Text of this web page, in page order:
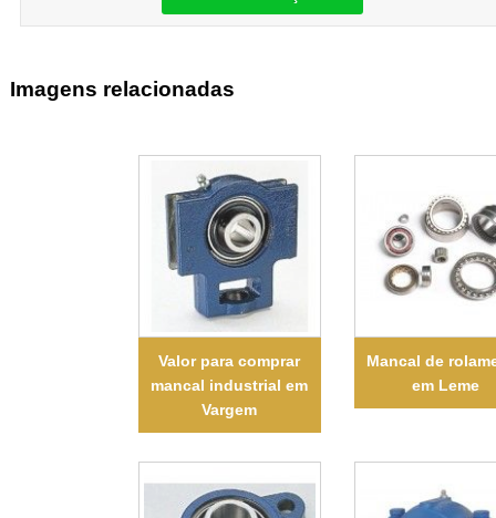
Imagens relacionadas
Valor para comprar
mancal industrial em
Vargem
Mancal de
em Leme